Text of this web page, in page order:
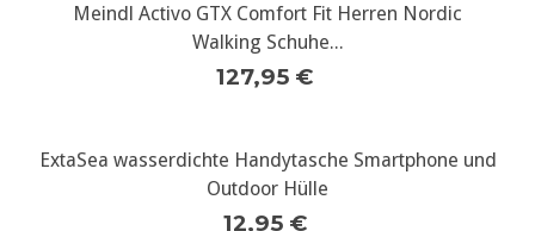
Meindl Activo GTX Comfort Fit Herren Nordic
Walking Schuhe...
127,95 €
ExtaSea wasserdichte Handytasche Smartphone und
Outdoor Hülle
12,95 €